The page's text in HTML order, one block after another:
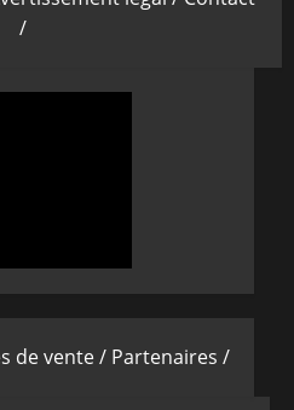
/
de vente / Partenaires /